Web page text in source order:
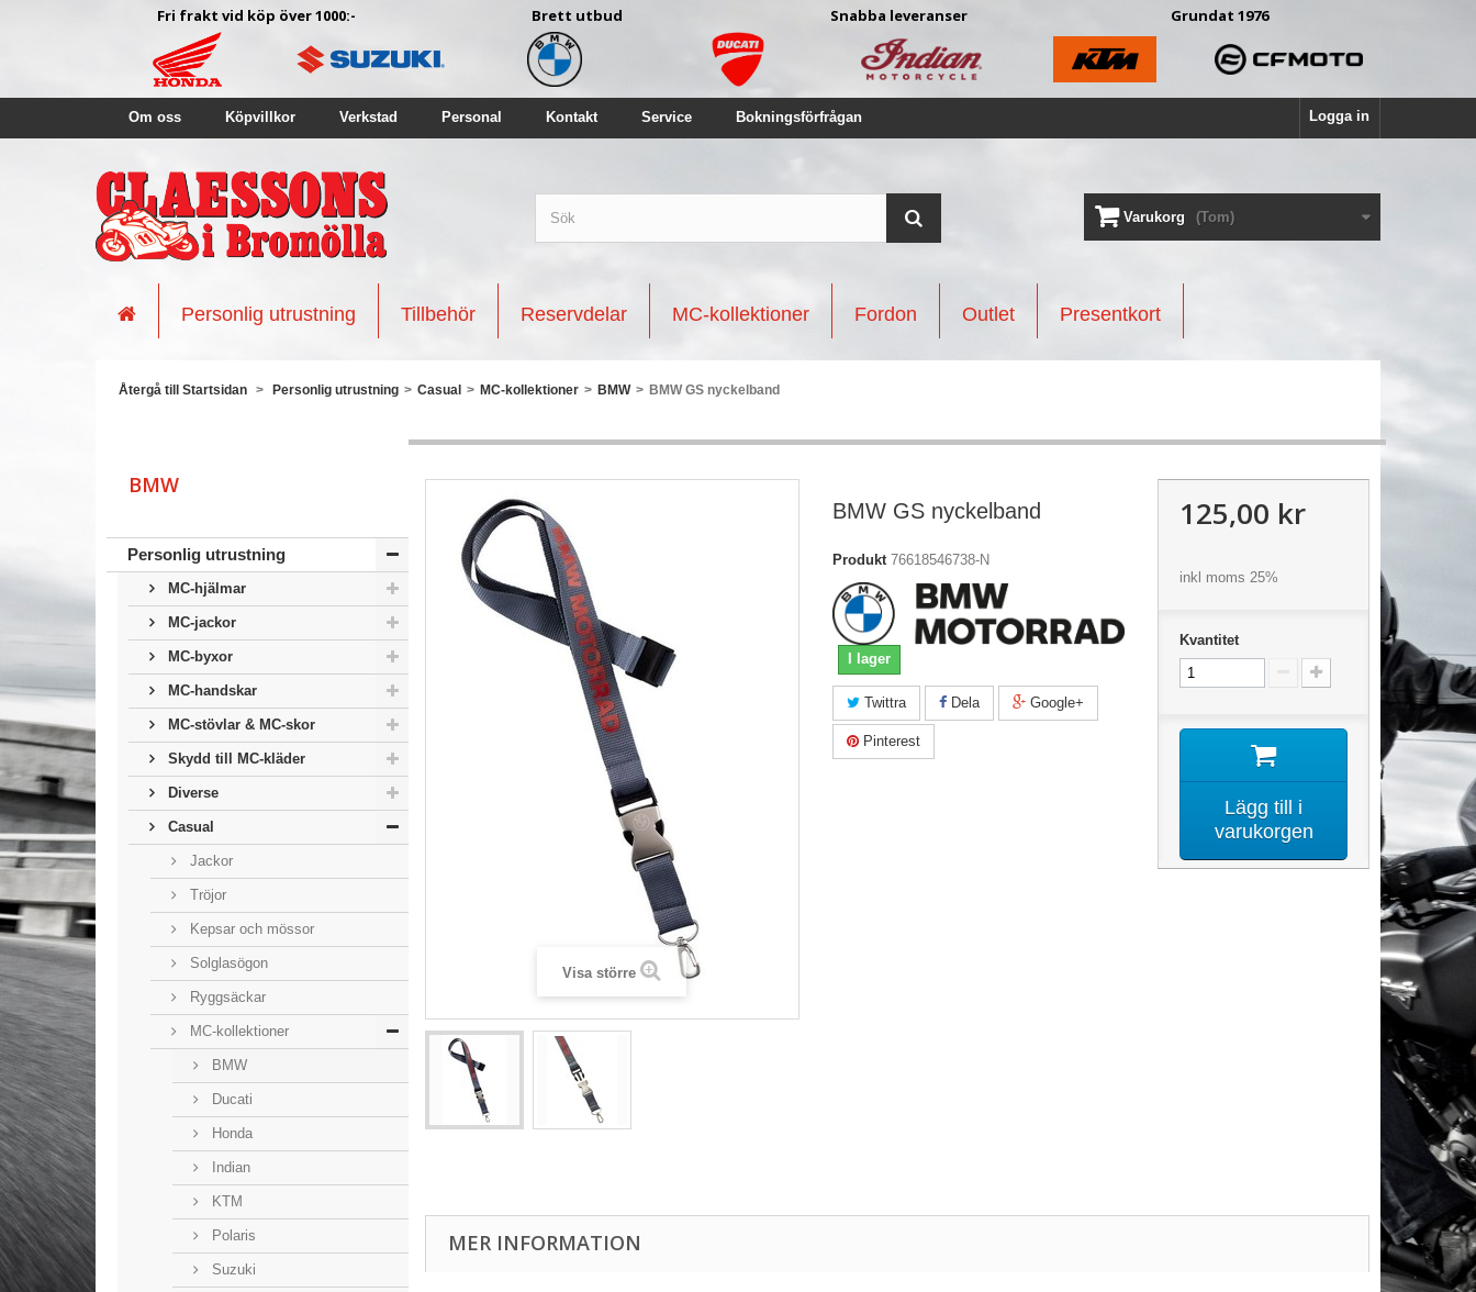
Fri frakt vid köp över 1000:- Brett utbud Snabba leveranser Grundat 1976
Logga in
Om oss Köpvillkor Verkstad Personal Kontakt Service Bokningsförfrågan
Varukorg (Tom)
Personlig utrustning Tillbehör Reservdelar MC-kollektioner Fordon Outlet Presentkort
Återgå till Startsidan > Personlig utrustning > Casual > MC-kollektioner > BMW > BMW GS nyckelband
BMW
Personlig utrustning
MC-hjälmar
MC-jackor
MC-byxor
MC-handskar
MC-stövlar & MC-skor
Skydd till MC-kläder
Diverse
Casual
Jackor
Tröjor
Kepsar och mössor
Solglasögon
Ryggsäckar
MC-kollektioner
BMW
Ducati
Honda
Indian
KTM
Polaris
Suzuki
Visa större
BMW GS nyckelband
Produkt 76618546738-N
I lager
Twittra Dela Google+
Pinterest
125,00 kr
inkl moms 25%
Kvantitet
Lägg till i
varukorgen
MER INFORMATION